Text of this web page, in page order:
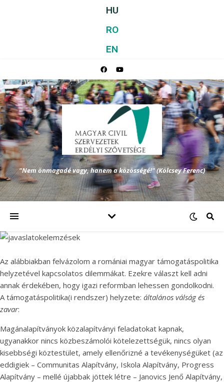
HU
RO
EN
"Nem önmagadé vagy, hanem a közösségé!" (Kölcsey Ferenc)
Az alábbiakban felvázolom a romániai magyar támogatáspolitika
helyzetével kapcsolatos dilemmákat. Ezekre választ kell adni
annak érdekében, hogy igazi reformban lehessen gondolkodni.
A támogatáspolitika(i rendszer) helyzete: általános válság és
zavar:
Magánalapítványok közalapítványi feladatokat kapnak,
ugyanakkor nincs közbeszámolói kötelezettségük, nincs olyan
kisebbségi köztestület, amely ellenőrizné a tevékenységüket (az
eddigiek – Communitas Alapítvány, Iskola Alapítvány, Progress
Alapítvány – mellé újabbak jöttek létre – Janovics Jenő Alapítvány,